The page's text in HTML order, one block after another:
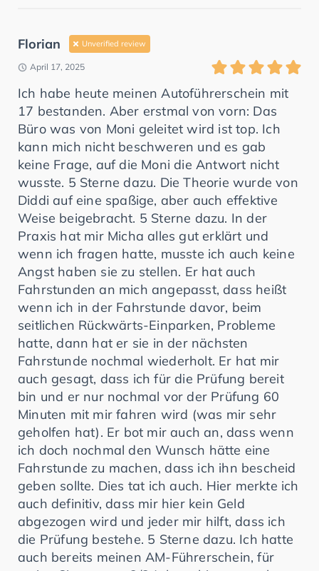
Florian Unverified review
April 17, 2025
Ich habe heute meinen Autoführerschein mit
17 bestanden. Aber erstmal von vorn: Das
Büro was von Moni geleitet wird ist top. Ich
kann mich nicht beschweren und es gab
keine Frage, auf die Moni die Antwort nicht
wusste. 5 Sterne dazu. Die Theorie wurde von
Diddi auf eine spaßige, aber auch effektive
Weise beigebracht. 5 Sterne dazu. In der
Praxis hat mir Micha alles gut erklärt und
wenn ich fragen hatte, musste ich auch keine
Angst haben sie zu stellen. Er hat auch
Fahrstunden an mich angepasst, dass heißt
wenn ich in der Fahrstunde davor, beim
seitlichen Rückwärts-Einparken, Probleme
hatte, dann hat er sie in der nächsten
Fahrstunde nochmal wiederholt. Er hat mir
auch gesagt, dass ich für die Prüfung bereit
bin und er nur nochmal vor der Prüfung 60
Minuten mit mir fahren wird (was mir sehr
geholfen hat). Er bot mir auch an, dass wenn
ich doch nochmal den Wunsch hätte eine
Fahrstunde zu machen, dass ich ihn bescheid
geben sollte. Dies tat ich auch. Hier merkte ich
auch definitiv, dass mir hier kein Geld
abgezogen wird und jeder mir hilft, dass ich
die Prüfung bestehe. 5 Sterne dazu. Ich hatte
auch bereits meinen AM-Führerschein, für